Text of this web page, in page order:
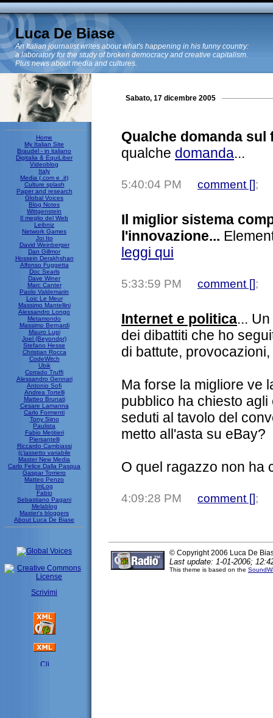
Luca De Biase
An Italian journalist writes about what's happening in his funny country:
a laboratory for the study of broken democracy and creative capitalism.
Plus news about media and cultures.
Home
My Italian Site
Braudel - in italiano
Digitalia & EquiLiber
Videoblog
Italy
Media (.com e .it)
Culture splash
Paper and research
Global Voices
Blog Notes
Wittgenstein
Il meglio del Web
Leibniz
Network Games
Joi Ito
David Weinberger
Dan Gillmor
Hossein Derakhshan
Alfonso Fuggetta
Doc Searls
Dave Winer
Marc Canter
Paolo Valdemarin
Loic Le Meur
Massimo Mantellini
Alessandro Longo
Metamondo
Massimo Bernardi
Mauro Lupi
Joel (Beyondpr)
Stefano Hesse
Christian Rocca
CodeWitch
Ubik
Corrado Truffi
Alessandro Gennari
Antonio Sofi
Andrea Tortelli
Matteo Brunati
Cesare Lamanna
Carlo Formenti
Tony Siino
Paulista
Fabio Metitieri
Piersantelli
Riccardo Cambiassi
(c)assetto variabile
Master New Media
Carlo Felice Dalla Pasqua
Gaspar Torriero
Matteo Penzo
ImLog
Fabio
Sebastiano Pagani
Melablog
Master's bloggers
About Luca De Biase
Scrivimi
Sabato, 17 dicembre 2005
Qualche domanda sul
qualche domanda...
5:40:04 PM comment [];
Il miglior sistema
l'innovazione...
leggi qui
5:33:59 PM comment [];
Internet e politica...
dei dibattiti che ho
di battute,
Ma forse la migliore ve
pubblico ha chiesto
seduti al tavolo del
metto all'asta su eBay?
O quel ragazzo non ha
4:09:28 PM comment [];
© Copyright 2006 Luca De
Last update: 1-01-2006;
This theme is based on the